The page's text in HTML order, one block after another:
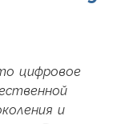
цифровое
и